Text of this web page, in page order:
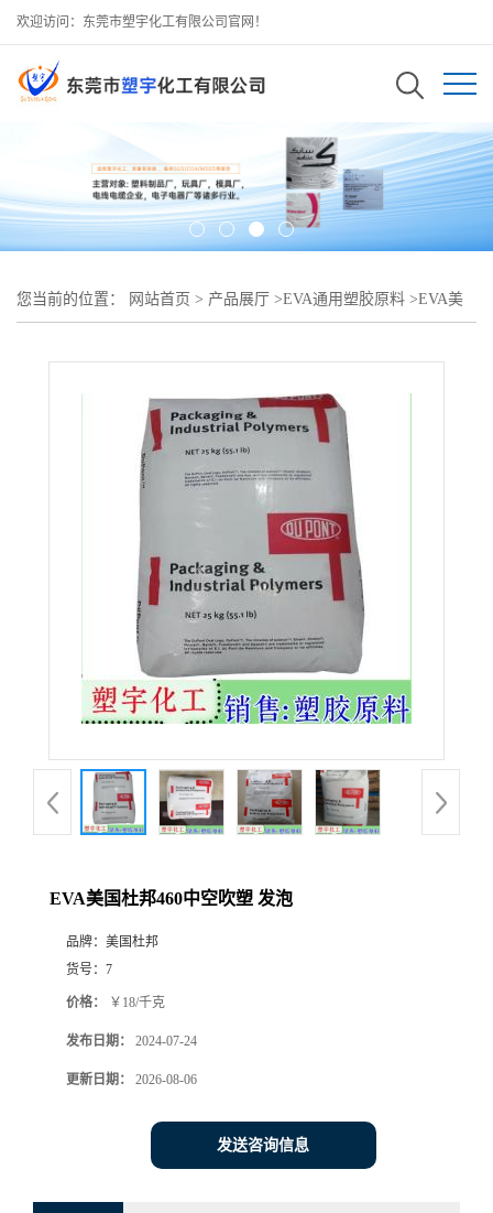
欢迎访问：东莞市塑宇化工有限公司官网！
您当前的位置： 网站首页 > 产品展厅 >EVA通用塑胶原料 >EVA美
EVA美国杜邦460中空吹塑 发泡
品牌： 美国杜邦
货号： 7
价格： ￥18/千克
发布日期： 2024-07-24
更新日期： 2026-08-06
发送咨询信息